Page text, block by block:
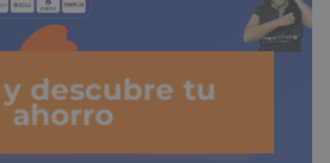
y descubre tu
ahorro